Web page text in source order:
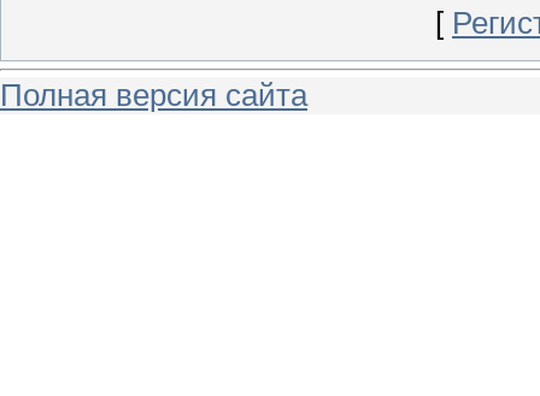
[
Полная версия сайта